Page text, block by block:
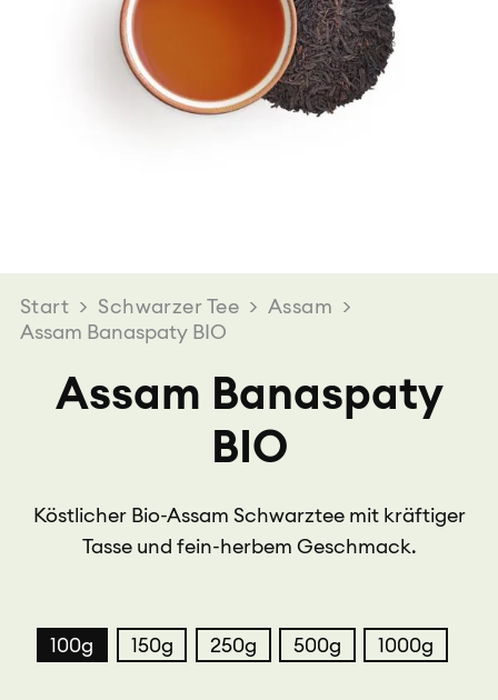
Start > Schwarzer Tee > Assam >
Assam Banaspaty BIO
Assam Banaspaty
BIO
Köstlicher Bio-Assam Schwarztee mit kräftiger
Tasse und fein-herbem Geschmack.
100g 150g 250g 500g 1000g